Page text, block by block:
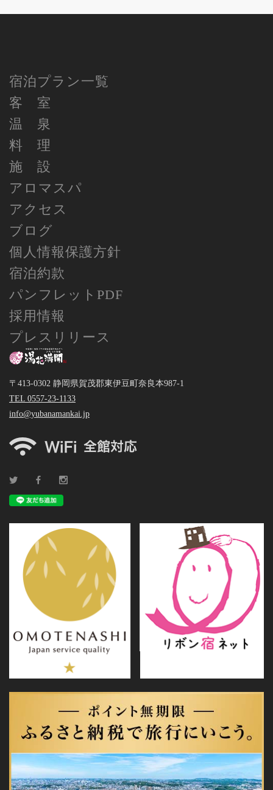
宿泊プラン一覧
客 室
温 泉
料 理
施 設
アロマスパ
アクセス
ブログ
個人情報保護方針
宿泊約款
パンフレットPDF
採用情報
プレスリリース
〒413-0302 静岡県賀茂郡東伊豆町奈良本987-1
TEL 0557-23-1133
info@yubanamankai.jp